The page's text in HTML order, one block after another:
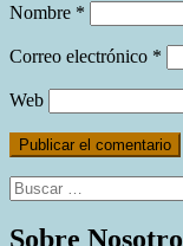
Nombre *
Correo electrónico *
Web
Buscar:
Sobre